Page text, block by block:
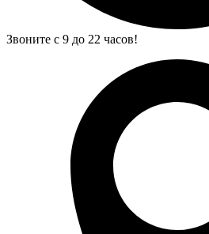
Звоните с 9 до 22 часов!